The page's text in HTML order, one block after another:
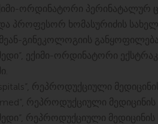
ორდინატორი პერინატალურ
პროფესორ ხომასურიძის
გინეკოლოგიის
ექიმი-ორდინატორი
რეპროდუქციული
რეპროდუქციული მედიცინის
რეპროდუქციული მედიცინის